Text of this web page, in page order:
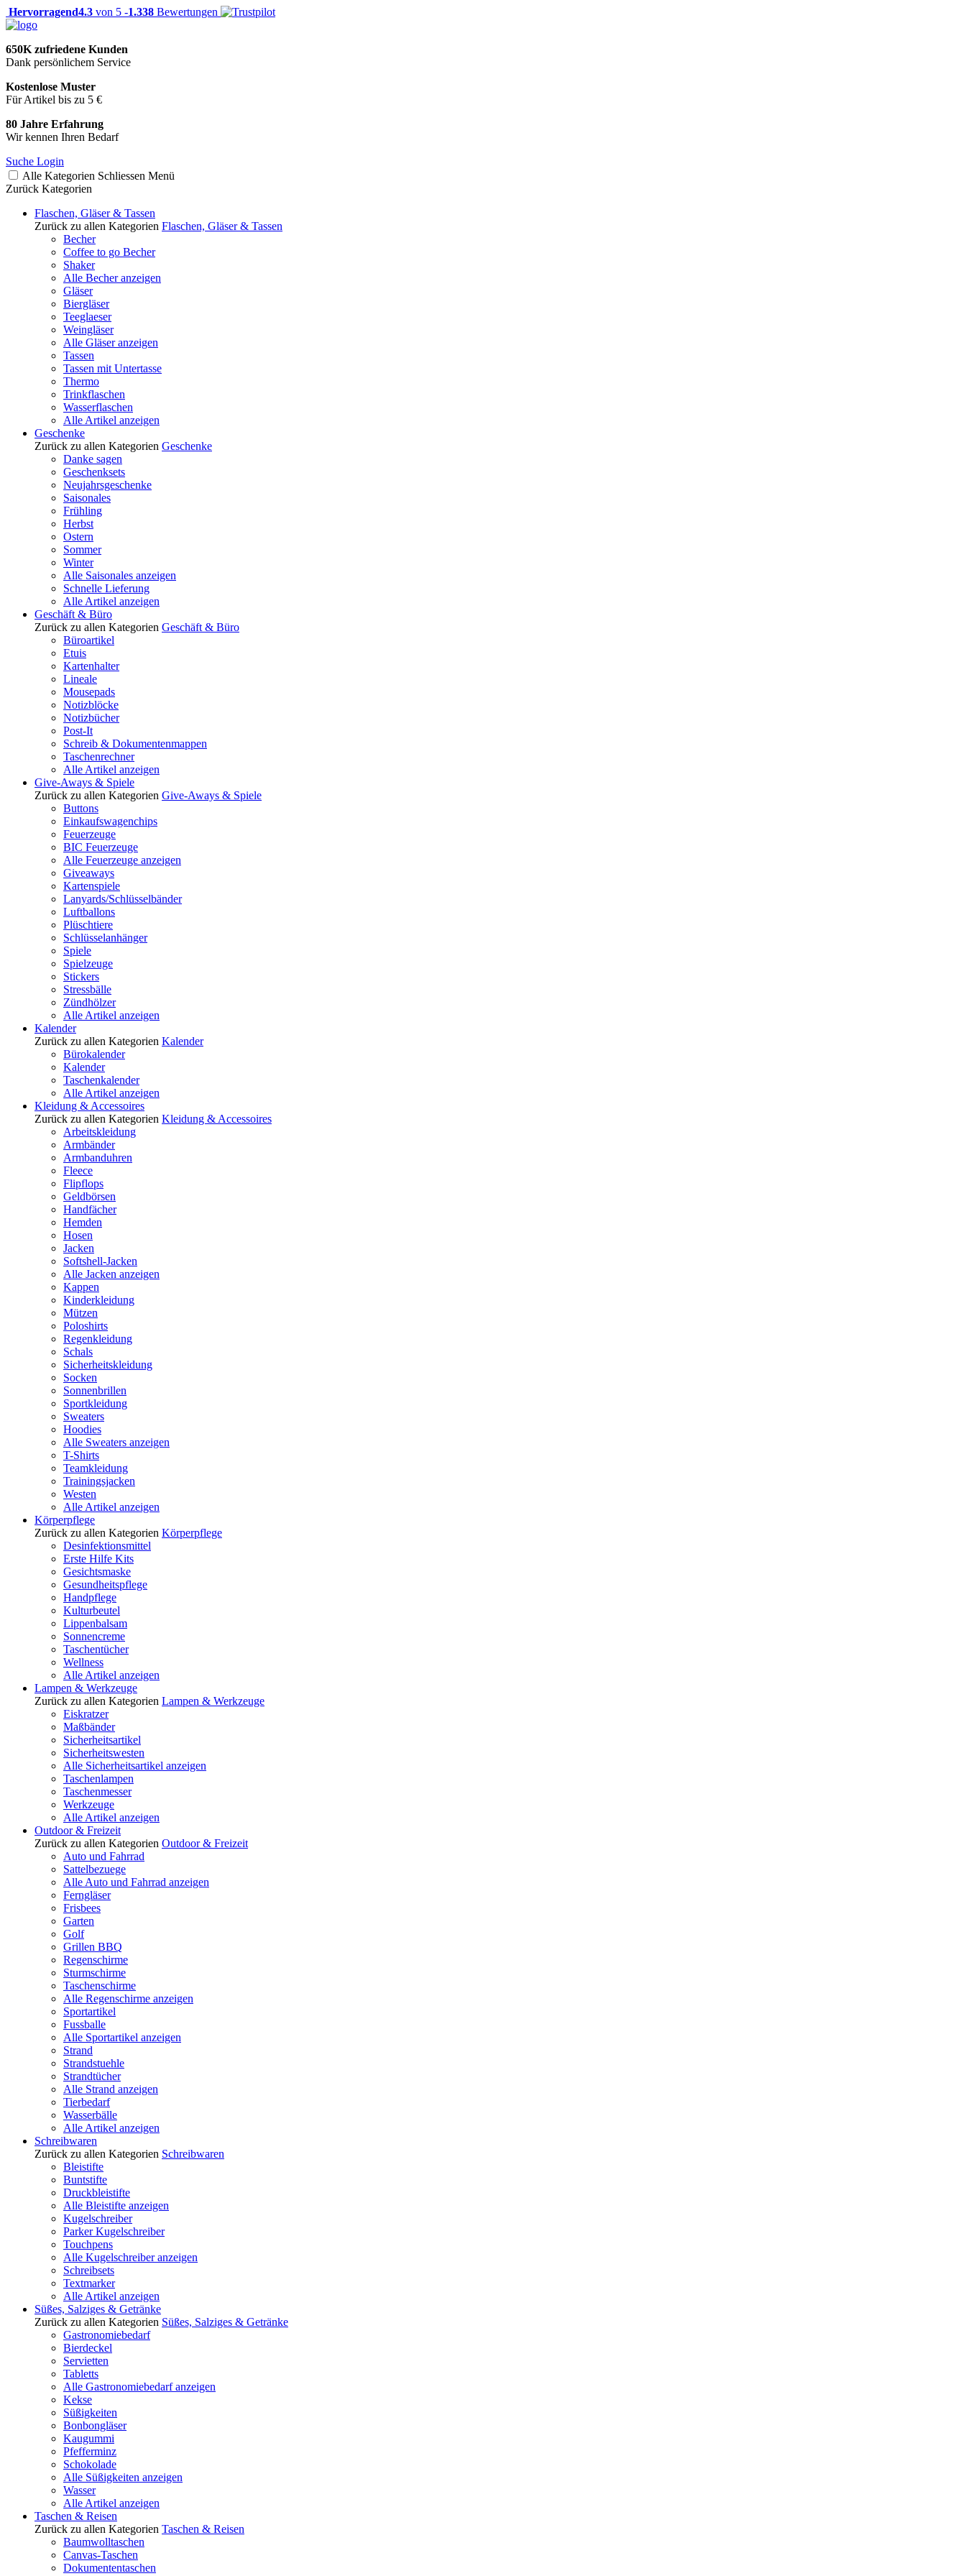
Hervorragend4.3 von 5 -1.338 Bewertungen
650K zufriedene Kunden
Dank persönlichem Service
Kostenlose Muster
Für Artikel bis zu 5 €
80 Jahre Erfahrung
Wir kennen Ihren Bedarf
Suche Login
Alle Kategorien Schliessen Menü
Zurück Kategorien
Flaschen, Gläser & Tassen
Zurück zu allen Kategorien Flaschen, Gläser & Tassen
Becher
Coffee to go Becher
Shaker
Alle Becher anzeigen
Gläser
Biergläser
Teeglaeser
Weingläser
Alle Gläser anzeigen
Tassen
Tassen mit Untertasse
Thermo
Trinkflaschen
Wasserflaschen
Alle Artikel anzeigen
Geschenke
Zurück zu allen Kategorien Geschenke
Danke sagen
Geschenksets
Neujahrsgeschenke
Saisonales
Frühling
Herbst
Ostern
Sommer
Winter
Alle Saisonales anzeigen
Schnelle Lieferung
Alle Artikel anzeigen
Geschäft & Büro
Zurück zu allen Kategorien Geschäft & Büro
Büroartikel
Etuis
Kartenhalter
Lineale
Mousepads
Notizblöcke
Notizbücher
Post-It
Schreib & Dokumentenmappen
Taschenrechner
Alle Artikel anzeigen
Give-Aways & Spiele
Zurück zu allen Kategorien Give-Aways & Spiele
Buttons
Einkaufswagenchips
Feuerzeuge
BIC Feuerzeuge
Alle Feuerzeuge anzeigen
Giveaways
Kartenspiele
Lanyards/Schlüsselbänder
Luftballons
Plüschtiere
Schlüsselanhänger
Spiele
Spielzeuge
Stickers
Stressbälle
Zündhölzer
Alle Artikel anzeigen
Kalender
Zurück zu allen Kategorien Kalender
Bürokalender
Kalender
Taschenkalender
Alle Artikel anzeigen
Kleidung & Accessoires
Zurück zu allen Kategorien Kleidung & Accessoires
Arbeitskleidung
Armbänder
Armbanduhren
Fleece
Flipflops
Geldbörsen
Handfächer
Hemden
Hosen
Jacken
Softshell-Jacken
Alle Jacken anzeigen
Kappen
Kinderkleidung
Mützen
Poloshirts
Regenkleidung
Schals
Sicherheitskleidung
Socken
Sonnenbrillen
Sportkleidung
Sweaters
Hoodies
Alle Sweaters anzeigen
T-Shirts
Teamkleidung
Trainingsjacken
Westen
Alle Artikel anzeigen
Körperpflege
Zurück zu allen Kategorien Körperpflege
Desinfektionsmittel
Erste Hilfe Kits
Gesichtsmaske
Gesundheitspflege
Handpflege
Kulturbeutel
Lippenbalsam
Sonnencreme
Taschentücher
Wellness
Alle Artikel anzeigen
Lampen & Werkzeuge
Zurück zu allen Kategorien Lampen & Werkzeuge
Eiskratzer
Maßbänder
Sicherheitsartikel
Sicherheitswesten
Alle Sicherheitsartikel anzeigen
Taschenlampen
Taschenmesser
Werkzeuge
Alle Artikel anzeigen
Outdoor & Freizeit
Zurück zu allen Kategorien Outdoor & Freizeit
Auto und Fahrrad
Sattelbezuege
Alle Auto und Fahrrad anzeigen
Ferngläser
Frisbees
Garten
Golf
Grillen BBQ
Regenschirme
Sturmschirme
Taschenschirme
Alle Regenschirme anzeigen
Sportartikel
Fussballe
Alle Sportartikel anzeigen
Strand
Strandstuehle
Strandtücher
Alle Strand anzeigen
Tierbedarf
Wasserbälle
Alle Artikel anzeigen
Schreibwaren
Zurück zu allen Kategorien Schreibwaren
Bleistifte
Buntstifte
Druckbleistifte
Alle Bleistifte anzeigen
Kugelschreiber
Parker Kugelschreiber
Touchpens
Alle Kugelschreiber anzeigen
Schreibsets
Textmarker
Alle Artikel anzeigen
Süßes, Salziges & Getränke
Zurück zu allen Kategorien Süßes, Salziges & Getränke
Gastronomiebedarf
Bierdeckel
Servietten
Tabletts
Alle Gastronomiebedarf anzeigen
Kekse
Süßigkeiten
Bonbongläser
Kaugummi
Pfefferminz
Schokolade
Alle Süßigkeiten anzeigen
Wasser
Alle Artikel anzeigen
Taschen & Reisen
Zurück zu allen Kategorien Taschen & Reisen
Baumwolltaschen
Canvas-Taschen
Dokumententaschen